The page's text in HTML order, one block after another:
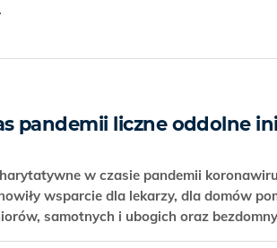
pandemii liczne oddolne
w czasie pandemii
wsparcie dla lekarzy, dla domów
samotnych i ubogich oraz